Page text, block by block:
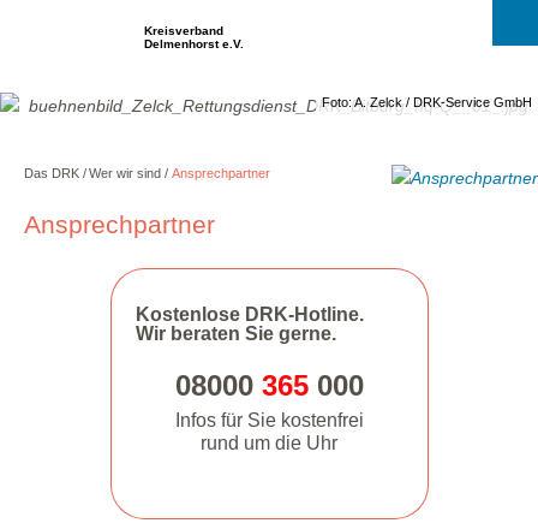
Kreisverband
Delmenhorst e.V.
Foto: A. Zelck / DRK-Service GmbH
Das DRK Wer wir sind Ansprechpartner
Ansprechpartner
Kostenlose DRK-Hotline.
Wir beraten Sie gerne.
08000 365000
Infos für Sie kostenfrei
rund um die Uhr